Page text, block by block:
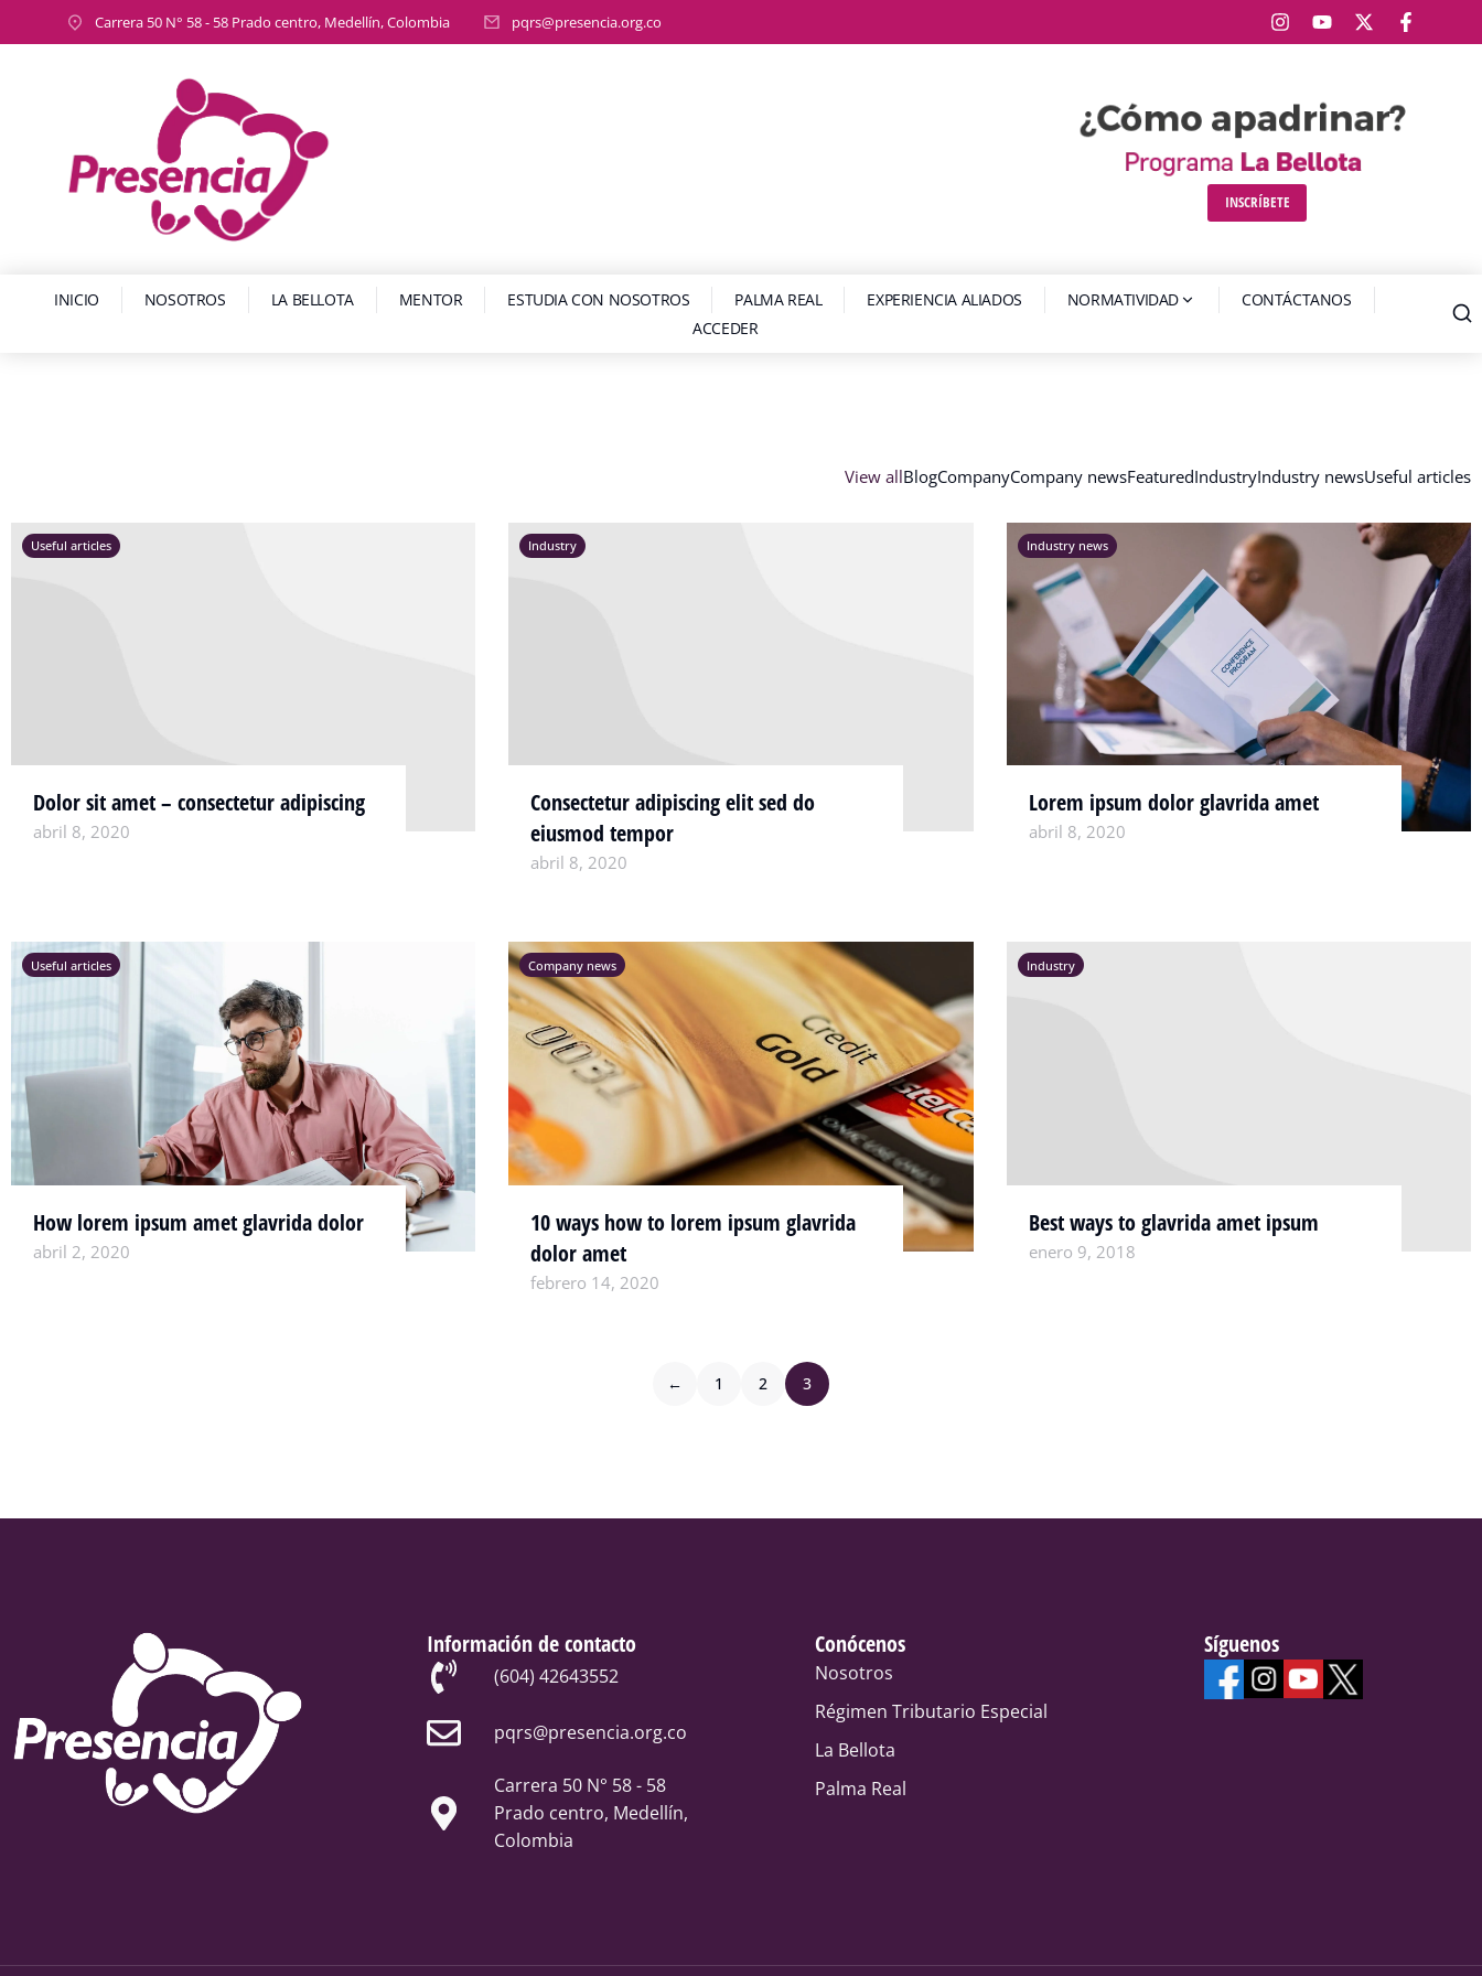
Carrera 50 N° 58 - 58 Prado centro, Medellín, Colombia pqrs@presencia.org.co
INSCRÍBETE
INICIO NOSOTROS LA BELLOTA MENTOR ESTUDIA CON NOSOTROS PALMA REAL EXPERIENCIA ALIADOS NORMATIVIDAD
CONTÁCTANOS
ACCEDER
View allBlogCompanyCompany newsFeaturedIndustryIndustry newsUseful articles
Useful articles
Dolor sit amet – consectetur adipiscing
abril 8, 2020
Industry
Consectetur adipiscing elit sed do
eiusmod tempor
abril 8, 2020
Industry news
Lorem ipsum dolor glavrida amet
abril 8, 2020
Useful articles
How lorem ipsum amet glavrida dolor
abril 2, 2020
Company news
10 ways how to lorem ipsum glavrida
dolor amet
febrero 14, 2020
Industry
Best ways to glavrida amet ipsum
enero 9, 2018
← 1 2 3
Información de contacto
(604) 42643552
pqrs@presencia.org.co
Carrera 50 N° 58 - 58
Prado centro, Medellín,
Colombia
Conócenos
Nosotros
Régimen Tributario Especial
La Bellota
Palma Real
Síguenos